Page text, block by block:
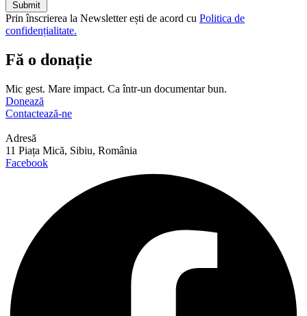
Submit
Prin înscrierea la Newsletter ești de acord cu Politica de
confidențialitate.
Fă o donație
Mic gest. Mare impact. Ca într-un documentar bun.
Donează
Contactează-ne
Adresă
11 Piața Mică, Sibiu, România
Facebook